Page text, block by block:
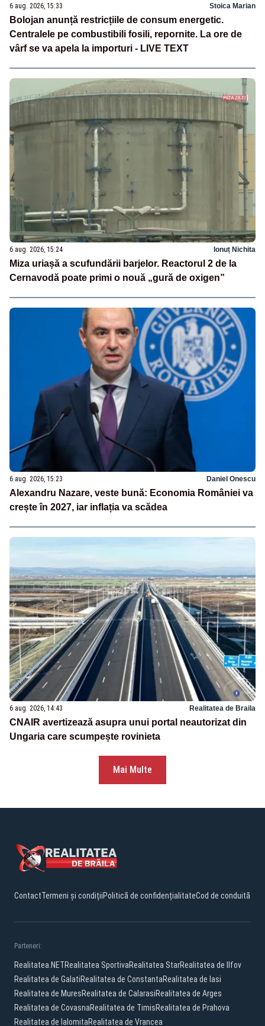
6 aug. 2026, 15:33 Stoica Marian
Bolojan anunță restricțiile de consum energetic.
Centralele pe combustibili fosili, repornite. La ore de
vârf se va apela la importuri - LIVE TEXT
6 aug. 2026, 15:24 Ionuț Nichita
Miza uriașă a scufundării barjelor. Reactorul 2 de la
Cernavodă poate primi o nouă „gură de oxigen”
6 aug. 2026, 15:23 Daniel Onescu
Alexandru Nazare, veste bună: Economia României va
crește în 2027, iar inflația va scădea
6 aug. 2026, 14:43 Realitatea de Braila
CNAIR avertizează asupra unui portal neautorizat din
Ungaria care scumpește rovinieta
Mai Multe
ContactTermeni și condițiiPolitică de confidențialitateCod de conduită
Parteneri:
Realitatea.NETRealitatea SportivaRealitatea StarRealitatea de Ilfov
Realitatea de GalatiRealitatea de ConstantaRealitatea de Iasi
Realitatea de MuresRealitatea de CalarasiRealitatea de Arges
Realitatea de CovasnaRealitatea de TimisRealitatea de Prahova
Realitatea de IalomitaRealitatea de Vrancea